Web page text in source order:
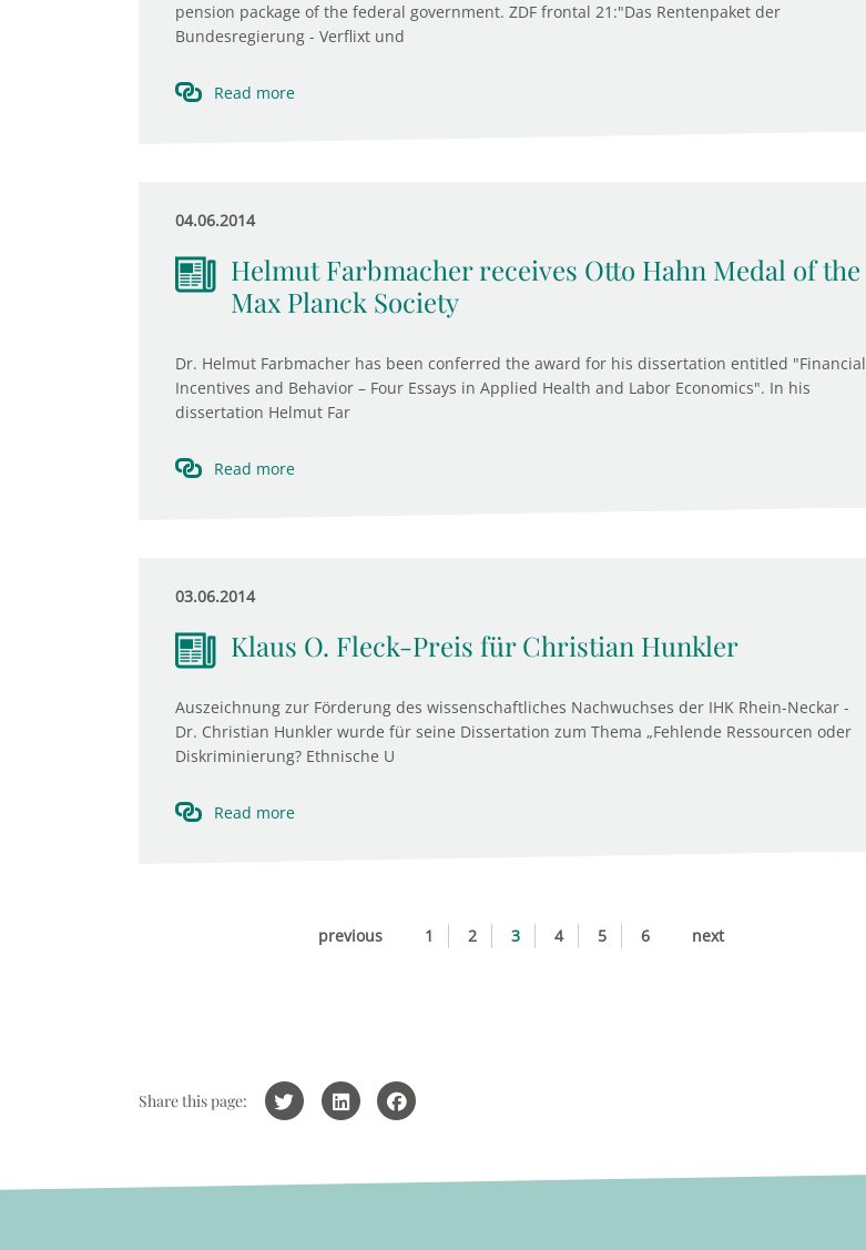
pension package of the federal government. ZDF frontal 21:"Das Rentenpaket der
Bundesregierung - Verflixt und
Read more
04.06.2014
Helmut Farbmacher receives Otto Hahn Medal of the
Max Planck Society
Dr. Helmut Farbmacher has been conferred the award for his dissertation entitled "Financial
Incentives and Behavior – Four Essays in Applied Health and Labor Economics". In his
dissertation Helmut Far
Read more
03.06.2014
Klaus O. Fleck-Preis für Christian Hunkler
Auszeichnung zur Förderung des wissenschaftliches Nachwuchses der IHK Rhein-Neckar -
Dr. Christian Hunkler wurde für seine Dissertation zum Thema „Fehlende Ressourcen oder
Diskriminierung? Ethnische U
Read more
previous 1 2 3 4 5 6 next
Share this page: